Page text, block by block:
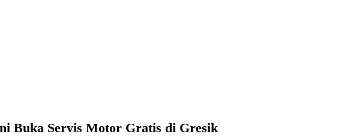
Buka Servis Motor Gratis di Gresik